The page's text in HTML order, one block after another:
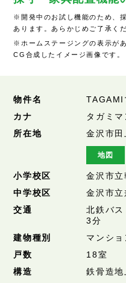
※開発中のお試し機能のため、
あります。あらかじめご了承くだ
※ホームステージングの表示が
CG合成したイメージ画像です。
物件名
TAGAMI
カナ
タガミマ
所在地
金沢市
地図
小学校区
金沢市立
中学校区
金沢市立
交通
北鉄バ
3分
建物種別
マンショ
戸数
18室
構造
鉄骨造地